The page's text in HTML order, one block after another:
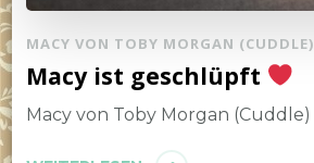
MACY VON TOBY MORGAN (CUDDLE)
Macy ist geschlüpft
Macy von Toby Morgan (Cuddle)